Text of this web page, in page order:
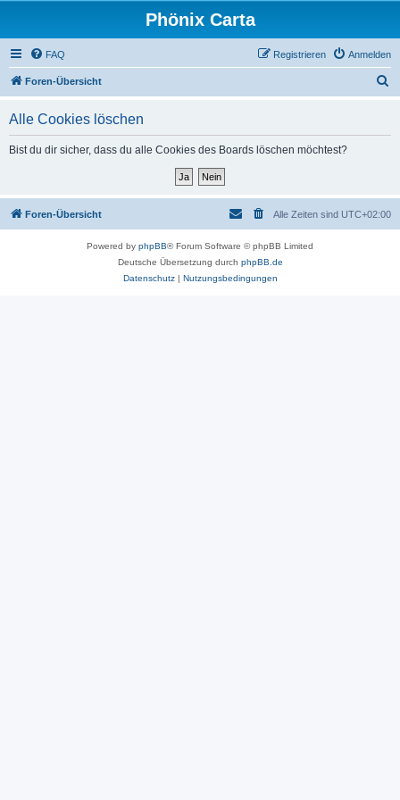
Phönix Carta
FAQ Anmelden
Registrieren
Foren-Übersicht
Alle Cookies löschen
Bist du dir sicher, dass du alle Cookies des Boards löschen möchtest?
Foren-Übersicht Alle Zeiten sind UTC+02:00
Powered by phpBB® Forum Software © phpBB Limited
Deutsche Übersetzung durch phpBB.de
Datenschutz| Nutzungsbedingungen